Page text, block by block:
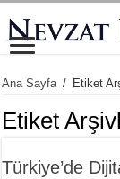
Ana Sayfa / Etiket
Etiket
Türkiye’de